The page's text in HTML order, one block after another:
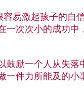
激起孩子的自
次次小的成功
励一个人从失落
件力所能及的